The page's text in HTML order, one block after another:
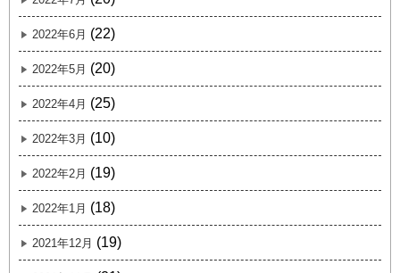
2022年6月 (22)
2022年5月 (20)
2022年4月 (25)
2022年3月 (10)
2022年2月 (19)
2022年1月 (18)
2021年12月 (19)